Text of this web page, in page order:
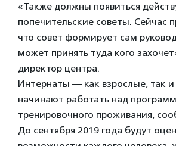
«Также должны появиться
попечительские советы. Сейчас
что совет формирует сам
может принять туда кого
директор центра.
Интернаты — как взрослые, так
начинают работать над
тренировочного проживания,
До сентября 2019 года будут